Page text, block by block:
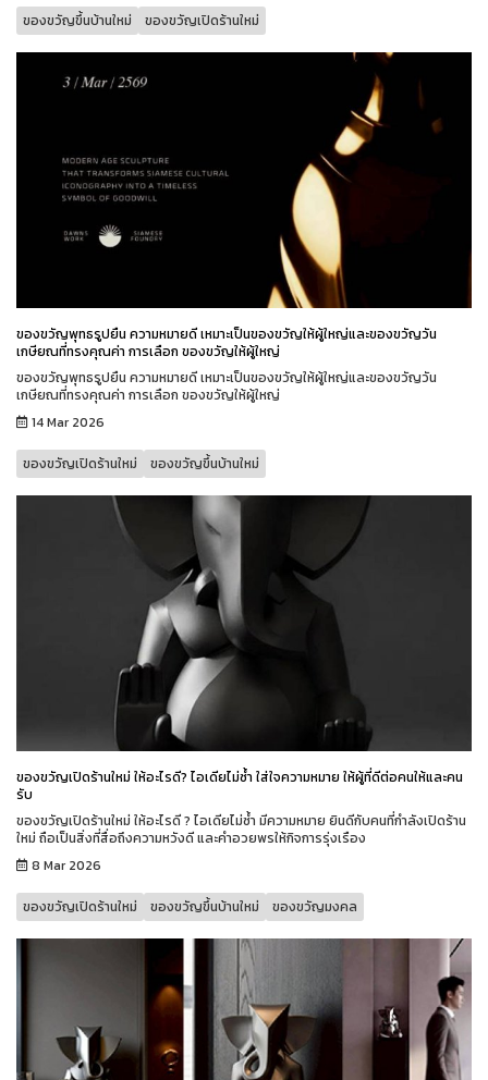
ของขวัญขึ้นบ้านใหม่ ของขวัญเปิดร้านใหม่
ของขวัญพุทธรูปยืน ความหมายดี เหมาะเป็นของขวัญให้ผู้ใหญ่และของขวัญวัน
เกษียณที่ทรงคุณค่า การเลือก ของขวัญให้ผู้ใหญ่
ของขวัญพุทธรูปยืน ความหมายดี เหมาะเป็นของขวัญให้ผู้ใหญ่และของขวัญวัน
เกษียณที่ทรงคุณค่า การเลือก ของขวัญให้ผู้ใหญ่
14 Mar 2026
ของขวัญเปิดร้านใหม่ ของขวัญขึ้นบ้านใหม่
ของขวัญเปิดร้านใหม่ ให้อะไรดี? ไอเดียไม่ซ้ำ ใส่ใจความหมาย ให้ผู้ที่ดีต่อคนให้และคน
รับ
ของขวัญเปิดร้านใหม่ ให้อะไรดี ? ไอเดียไม่ซ้ำ มีความหมาย ยินดีกับคนที่กำลังเปิดร้าน
ใหม่ ถือเป็นสิ่งที่สื่อถึงความหวังดี และคำอวยพรให้กิจการรุ่งเรือง
8 Mar 2026
ของขวัญเปิดร้านใหม่ ของขวัญขึ้นบ้านใหม่ ของขวัญมงคล